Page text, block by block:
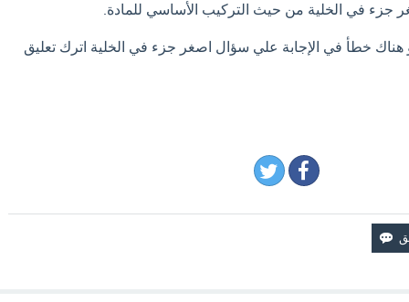
جزء في الخلية من حيث التركيب الأساسي للمادة.
هناك خطأ في الإجابة علي سؤال اصغر جزء في الخلية اترك تعليق